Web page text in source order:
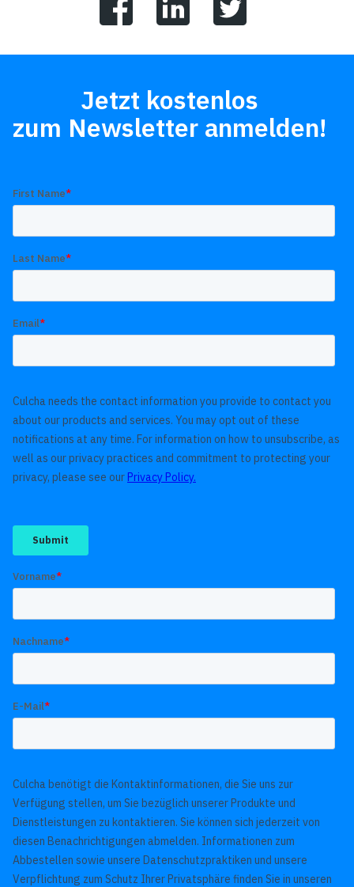
Jetzt kostenlos
zum Newsletter anmelden!